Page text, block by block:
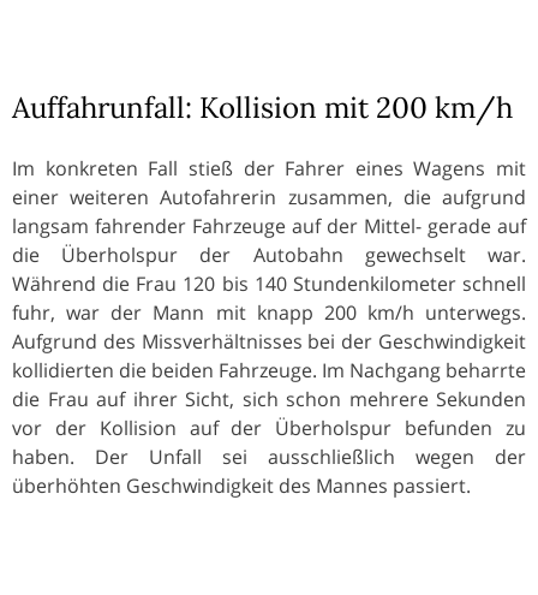
Auffahrunfall: Kollision mit 200 km/h
Im konkreten Fall stieß der Fahrer eines Wagens mit
einer weiteren Autofahrerin zusammen, die aufgrund
langsam fahrender Fahrzeuge auf der Mittel- gerade auf
die Überholspur der Autobahn gewechselt war.
Während die Frau 120 bis 140 Stundenkilometer schnell
fuhr, war der Mann mit knapp 200 km/h unterwegs.
Aufgrund des Missverhältnisses bei der Geschwindigkeit
kollidierten die beiden Fahrzeuge. Im Nachgang beharrte
die Frau auf ihrer Sicht, sich schon mehrere Sekunden
vor der Kollision auf der Überholspur befunden zu
haben. Der Unfall sei ausschließlich wegen der
überhöhten Geschwindigkeit des Mannes passiert.